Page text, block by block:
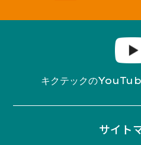
キクテックの
サイト